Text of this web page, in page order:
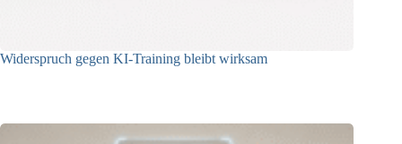
Widerspruch gegen KI-Training bleibt wirksam